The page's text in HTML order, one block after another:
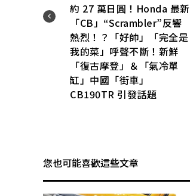
約 27 萬日圓！Honda 最新
「CB」“Scrambler”反響
熱烈！？「好帥」「完全是
我的菜」呼聲不斷！新鮮
「復古摩登」＆「氣冷單
缸」中國「街車」
CB190TR 引發話題
您也可能喜歡這些文章